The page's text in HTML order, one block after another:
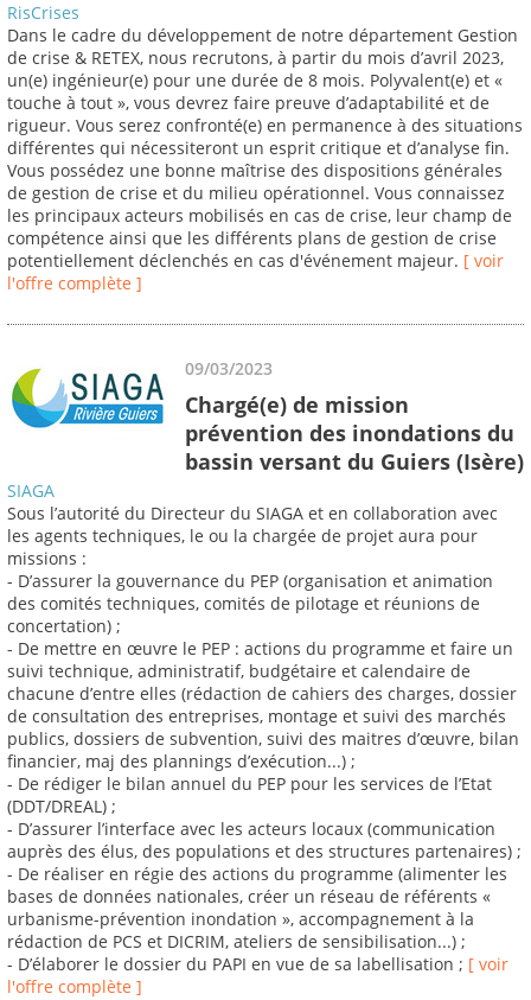
RisCrises
Dans le cadre du développement de notre département Gestion
de crise & RETEX, nous recrutons, à partir du mois d’avril 2023,
un(e) ingénieur(e) pour une durée de 8 mois. Polyvalent(e) et «
touche à tout », vous devrez faire preuve d’adaptabilité et de
rigueur. Vous serez confronté(e) en permanence à des situations
différentes qui nécessiteront un esprit critique et d’analyse fin.
Vous possédez une bonne maîtrise des dispositions générales
de gestion de crise et du milieu opérationnel. Vous connaissez
les principaux acteurs mobilisés en cas de crise, leur champ de
compétence ainsi que les différents plans de gestion de crise
potentiellement déclenchés en cas d'événement majeur. [ voir
l'offre complète ]
09/03/2023
Chargé(e) de mission
prévention des inondations du
bassin versant du Guiers (Isère)
SIAGA
Sous l’autorité du Directeur du SIAGA et en collaboration avec
les agents techniques, le ou la chargée de projet aura pour
missions :
- D’assurer la gouvernance du PEP (organisation et animation
des comités techniques, comités de pilotage et réunions de
concertation) ;
- De mettre en œuvre le PEP : actions du programme et faire un
suivi technique, administratif, budgétaire et calendaire de
chacune d’entre elles (rédaction de cahiers des charges, dossier
de consultation des entreprises, montage et suivi des marchés
publics, dossiers de subvention, suivi des maitres d’œuvre, bilan
financier, maj des plannings d’exécution...) ;
- De rédiger le bilan annuel du PEP pour les services de l’Etat
(DDT/DREAL) ;
- D’assurer l’interface avec les acteurs locaux (communication
auprès des élus, des populations et des structures partenaires) ;
- De réaliser en régie des actions du programme (alimenter les
bases de données nationales, créer un réseau de référents «
urbanisme-prévention inondation », accompagnement à la
rédaction de PCS et DICRIM, ateliers de sensibilisation...) ;
- D’élaborer le dossier du PAPI en vue de sa labellisation ; [ voir
l'offre complète ]